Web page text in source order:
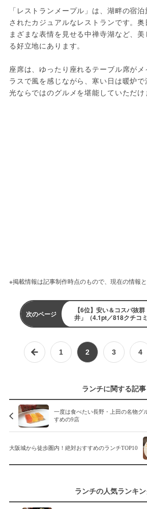
「レストランメープル」は、湖畔の宿
されたカジュアルなレストランです。
まざまな表情を見せる中禅寺湖など、
る好立地にあります。
座席は、ゆったり座れるテーブル席が
ラスで風を感じながら、寒い日は暖炉
光ならではのグルメを堪能していただけ
※掲載情報は記事制作時点のもので、現在の情報と
次のページ
【6位】安い＆コスパ抜
井」（4.1pt／818クチコミ
1 2 3 4
ランチに関する記事
一度は食べたい長野・上田の名物グ
すめの9店
大阪城から徒歩圏内！絶対おすすめのランチTOP10
ランチの人気ランキ